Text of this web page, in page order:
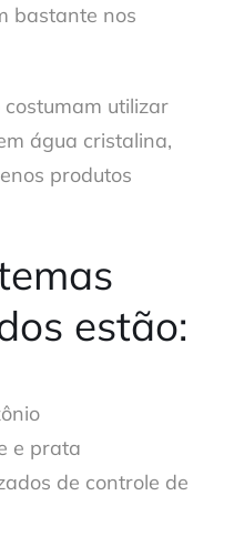
bastante nos
utilizar
água cristalina,
produtos
estão:
e prata
de controle de